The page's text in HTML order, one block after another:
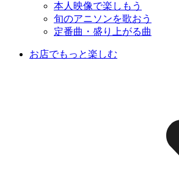
本人映像で楽しもう
旬のアニソンを歌おう
定番曲・盛り上がる曲
お店でもっと楽しむ